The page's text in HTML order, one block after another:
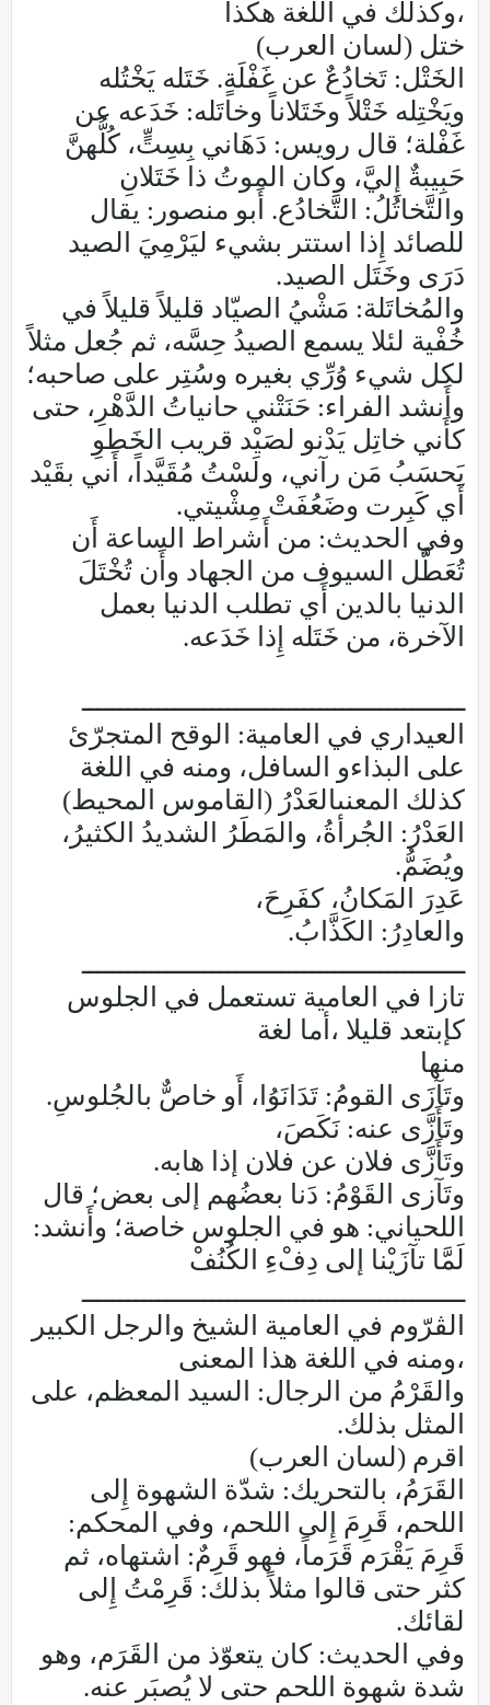
،وكذلك في اللغة هكذا
ختل (لسان العرب)
الخَتْل: تَخادُعٌ عن غَفْلَةٍ. خَتَله يَخْتُله
ويَخْتِله خَتْلاً وخَتَلاناً وخاتَله: خَدَعه عن
غَفْلة؛ قال رويس: دَهَاني بِسِتٍّ، كُلُّهنَّ
حَبِيبةٌ إِليَّ، وكان الموتُ ذا خَتَلانِ
والتَّخاتُلُ: التَّخادُع. أَبو منصور: يقال
للصائد إِذا استتر بشيء ليَرْمِيَ الصيد
دَرَى وخَتَل الصيد.
والمُخاتَلة: مَشْيُ الصيّاد قليلاً قليلاً في
خُفْية لئلا يسمع الصيدُ حِسَّه، ثم جُعل مثلاً
لكل شيء وُرِّي بغيره وسُتِر على صاحبه؛
وأَنشد الفراء: حَنَتْني حانياتُ الدَّهْرِ، حتى
كأَني خاتِل يَدْنو لصَيْد قريب الخَطوِ
يَحسَبُ مَن رآني، ولَسْتُ مُقَيَّداً، أَني بقَيْد
أَي كَبِرت وضَعُفَتْ مِشْيتي.
وفي الحديث: من أَشراط الساعة أَن
تُعَطَّل السيوف من الجهاد وأَن تُخْتَلَ
الدنيا بالدين أَي تطلب الدنيا بعمل
الآخرة، من خَتَله إِذا خَدَعه.
ــــــــــــــــــــــــــــــــــــــــــــــــــ
العيداري في العامية: الوقح المتجرّئ
على البذاءو السافل، ومنه في اللغة
كذلك المعنىالعَدْرُ (القاموس المحيط)
العَدْرُ: الجُرأةُ، والمَطَرُ الشديدُ الكثيرُ،
ويُضَمُّ.
عَدِرَ المَكانُ، كفَرِحَ،
والعادِرُ: الكَذَّابُ.
ــــــــــــــــــــــــــــــــــــــــــــــــــ
تازا في العامية تستعمل في الجلوس
كإبتعد قليلا ،أما لغة
منها
وتَآزَى القومُ: تَدَانَوُا، أَو خاصٌّ بالجُلوسِ.
وتَأَزَّى عنه: نَكَصَ،
وتَأَزَّى فلان عن فلان إذا هابه.
وتَآزى القَوْمُ: دَنا بعضُهم إلى بعض؛ قال
اللحياني: هو في الجلوس خاصة؛ وأَنشد:
لَمَّا تآزَيْنا إلى دِفْءِ الكُنُفْ
ــــــــــــــــــــــــــــــــــــــــــــــــــ
الڨرّوم في العامية الشيخ والرجل الكبير
،ومنه في اللغة هذا المعنى
والقَرْمُ من الرجال: السيد المعظم، على
المثل بذلك.
اقرم (لسان العرب)
القَرَمُ، بالتحريك: شدّة الشهوة إِلى
اللحم، قَرِمَ إِلى اللحم، وفي المحكم:
قَرِمَ يَقْرَم قَرَماً، فهو قَرِمٌ: اشتهاه، ثم
كثر حتى قالوا مثلاً بذلك: قَرِمْتُ إِلى
لقائك.
وفي الحديث: كان يتعوّذ من القَرَم، وهو
شدة شهوة اللحم حتى لا يُصبَر عنه.